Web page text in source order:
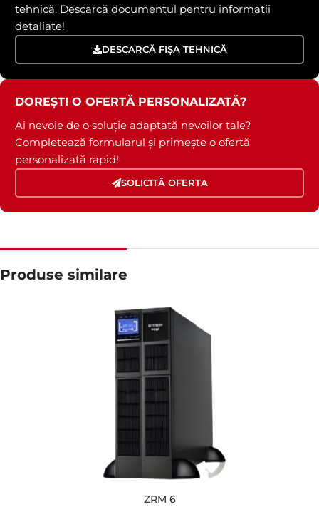
tehnică. Descarcă documentul pentru informații
detaliate!
DESCARCĂ FIȘA TEHNICĂ
DOREȘTI O OFERTĂ PERSONALIZATĂ?
Ai nevoie de o soluție adaptată nevoilor tale?
Completează formularul și primește o ofertă
personalizată rapid!
SOLICITĂ OFERTA
Produse similare
ZRM 6